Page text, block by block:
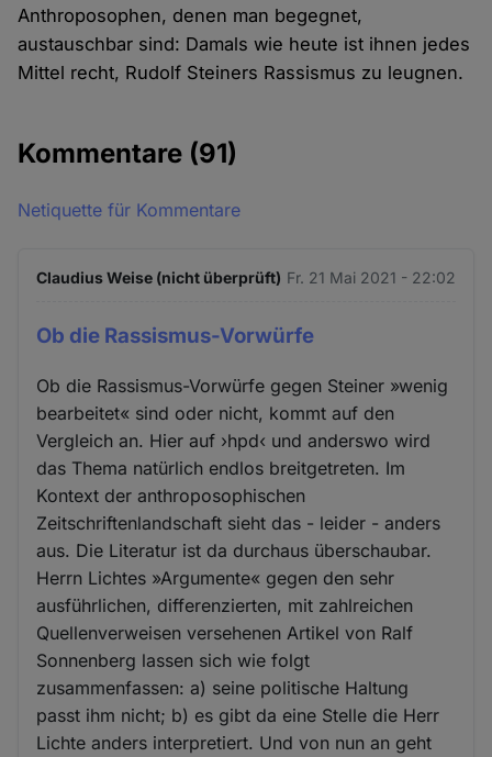
Anthroposophen, denen man begegnet,
austauschbar sind: Damals wie heute ist ihnen jedes
Mittel recht, Rudolf Steiners Rassismus zu leugnen.
Kommentare (91)
Netiquette für Kommentare
Claudius Weise (nicht überprüft) Fr. 21 Mai 2021 - 22:02
Ob die Rassismus-Vorwürfe
Ob die Rassismus-Vorwürfe gegen Steiner »wenig
bearbeitet« sind oder nicht, kommt auf den
Vergleich an. Hier auf ›hpd‹ und anderswo wird
das Thema natürlich endlos breitgetreten. Im
Kontext der anthroposophischen
Zeitschriftenlandschaft sieht das - leider - anders
aus. Die Literatur ist da durchaus überschaubar.
Herrn Lichtes »Argumente« gegen den sehr
ausführlichen, differenzierten, mit zahlreichen
Quellenverweisen versehenen Artikel von Ralf
Sonnenberg lassen sich wie folgt
zusammenfassen: a) seine politische Haltung
passt ihm nicht; b) es gibt da eine Stelle die Herr
Lichte anders interpretiert. Und von nun an geht